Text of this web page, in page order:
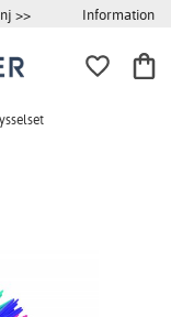
>> Information